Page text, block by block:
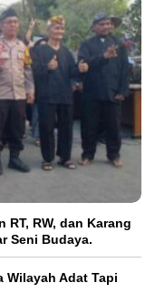
RT, RW, dan Karang
Seni Budaya.
Wilayah Adat Tapi